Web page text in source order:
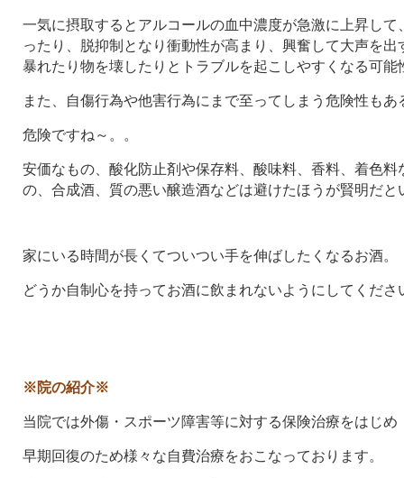
一気に摂取するとアルコールの血中濃度が急激に上昇して
ったり、脱抑制となり衝動性が高まり、興奮して大声を出
暴れたり物を壊したりとトラブルを起こしやすくなる可能
また、自傷行為や他害行為にまで至ってしまう危険性も
危険ですね～。。
安価なもの、酸化防止剤や保存料、酸味料、香料、着色料
の、合成酒、質の悪い醸造酒などは避けたほうが賢明だと
家にいる時間が長くてついつい手を伸ばしたくなるお酒。
どうか自制心を持ってお酒に飲まれないようにしてくださ
※院の紹介※
当院では外傷・スポーツ障害等に対する保険治療をはじめ
早期回復のため様々な自費治療をおこなっております。